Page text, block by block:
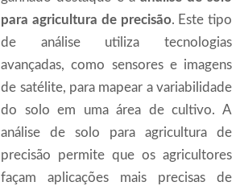
para agricultura de precisão. Este tipo
de análise utiliza tecnologias
avançadas, como sensores e imagens
de satélite, para mapear a variabilidade
do solo em uma área de cultivo. A
análise de solo para agricultura de
precisão permite que os agricultores
façam aplicações mais precisas de